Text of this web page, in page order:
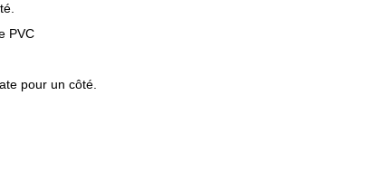
PVC
pour un côté.